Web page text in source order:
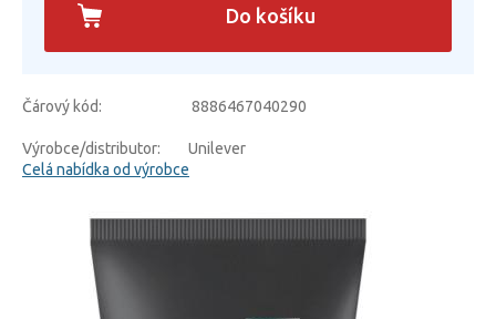
Do košíku
Čárový kód: 8886467040290
Výrobce/distributor:
Unilever
Celá nabídka od výrobce